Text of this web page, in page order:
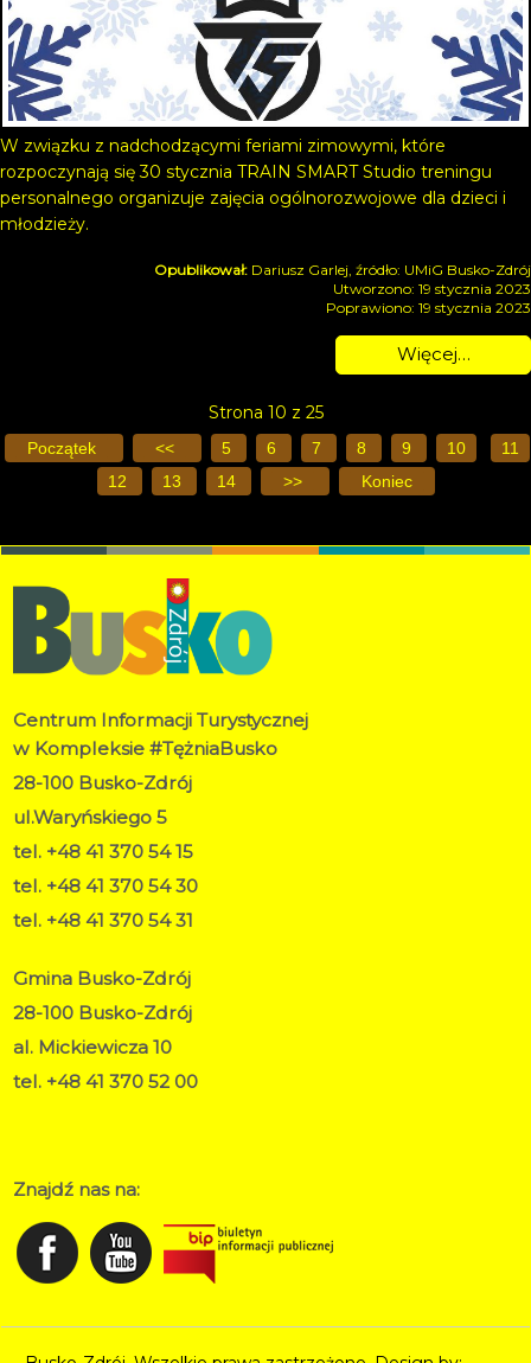
W związku z nadchodzącymi feriami zimowymi, które
rozpoczynają się 30 stycznia TRAIN SMART Studio treningu
personalnego organizuje zajęcia ogólnorozwojowe dla dzieci i
młodzieży.
Dariusz Garlej, źródło: UMiG Busko-Zdrój
Utworzono: 19 stycznia 2023
Poprawiono: 19 stycznia 2023
Więcej…
Strona 10 z 25
Początek << 5 6 7 8 9 10
11
12
13 14 >> Koniec
Centrum Informacji Turystycznej
w Kompleksie #TężniaBusko
28-100 Busko-Zdrój
ul.Waryńskiego 5
tel. +48 41 370 54 15
tel. +48 41 370 54 30
tel. +48 41 370 54 31
Gmina Busko-Zdrój
28-100 Busko-Zdrój
al. Mickiewicza 10
tel. +48 41 370 52 00
Znajdź nas na: